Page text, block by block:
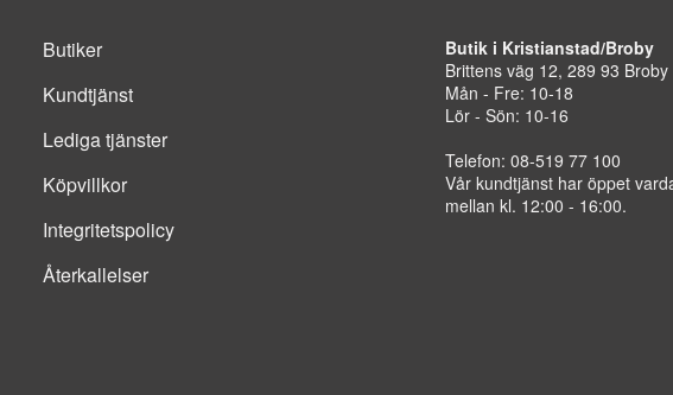
Butiker
Kundtjänst
Lediga tjänster
Köpvillkor
Integritetspolicy
Återkallelser
Butik i Kristianstad/Broby
Brittens väg 12, 289 93 Broby
Mån - Fre: 10-18
Lör - Sön: 10-16
Telefon: 08-519 77 100
Vår kundtjänst har öppet
mellan kl. 12:00 - 16:00.